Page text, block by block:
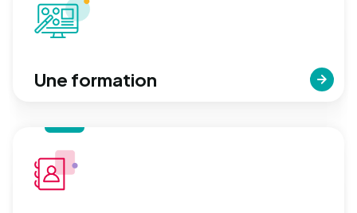
Une formation